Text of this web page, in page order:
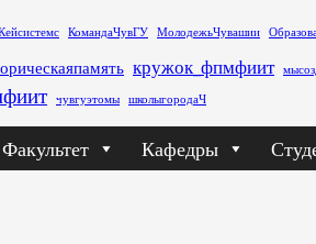
КомандаЧувГУ МолодежьЧувашии
кружок_фпмфиит
чувгуэтомы школыгородаЧ
Факультет Кафедры